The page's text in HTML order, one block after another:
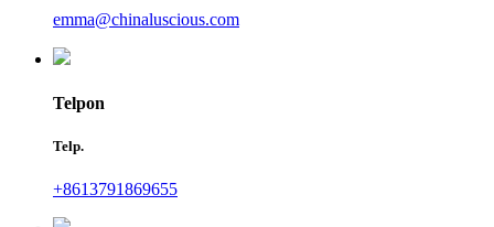
emma@chinaluscious.com
Telpon
Telp.
+8613791869655